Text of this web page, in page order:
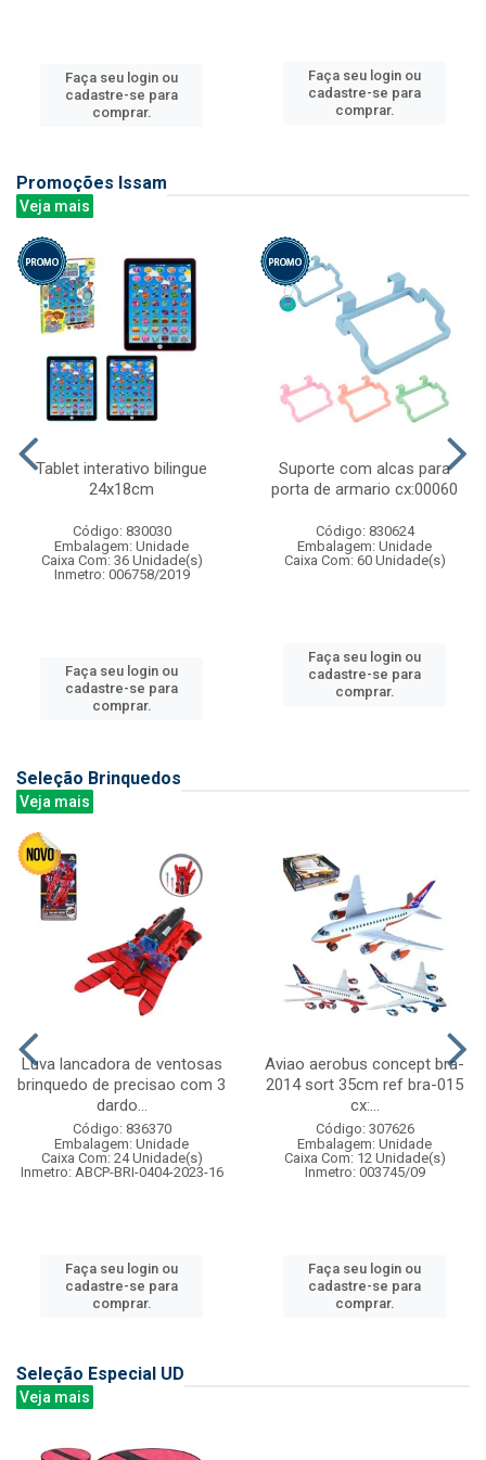
Faça seu login ou
cadastre-se para
comprar.
Faça seu login ou
cadastre-se para
comprar.
Promoções Issam
Veja mais
Tablet interativo bilingue
24x18cm
Código: 830030
Embalagem: Unidade
Caixa Com: 36 Unidade(s)
Inmetro: 006758/2019
Faça seu login ou
cadastre-se para
comprar.
Suporte com alcas para
porta de armario cx:00060
Código: 830624
Embalagem: Unidade
Caixa Com: 60 Unidade(s)
Faça seu login ou
cadastre-se para
comprar.
Seleção Brinquedos
Veja mais
Luva lancadora de ventosas
brinquedo de precisao com 3
dardo...
Código: 836370
Embalagem: Unidade
Caixa Com: 24 Unidade(s)
Inmetro: ABCP-BRI-0404-2023-16
Faça seu login ou
cadastre-se para
comprar.
Aviao aerobus concept bra-
2014 sort 35cm ref bra-015
cx:...
Código: 307626
Embalagem: Unidade
Caixa Com: 12 Unidade(s)
Inmetro: 003745/09
Faça seu login ou
cadastre-se para
comprar.
Seleção Especial UD
Veja mais